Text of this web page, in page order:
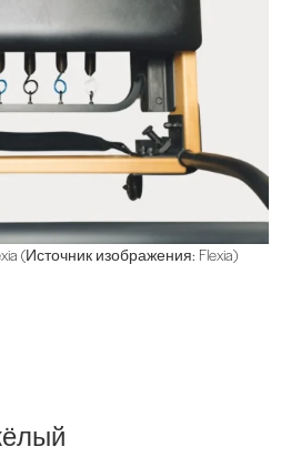
(Источник изображения: Flexia)